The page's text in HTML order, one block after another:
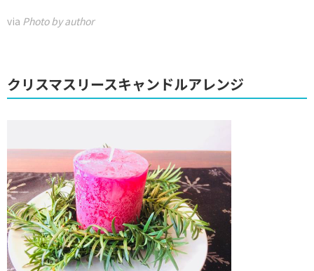
via Photo by author
クリスマスリースキャンドルアレンジ